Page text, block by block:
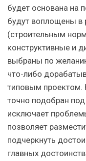
будет основана на
будут воплощены в
(строительным
конструктивные и
выбраны по
что-либо
типовым проектом.
точно подобран под
исключает
позволяет
подчеркнуть
главных